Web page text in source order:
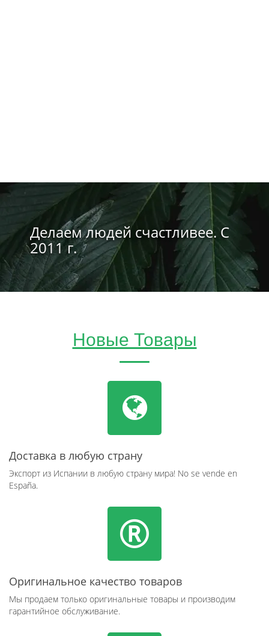
Делаем людей счастливее. С
2011 г.
Новые Товары
Доставка в любую страну
Экспорт из Испании в любую страну мира! No se vende en
España.
Оригинальное качество товаров
Мы продаем только оригинальные товары и производим
гарантийное обслуживание.